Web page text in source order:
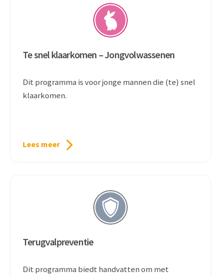
Te snel klaarkomen – Jongvolwassenen
Dit programma is voor jonge mannen die (te) snel
klaarkomen.
Lees meer
Terugvalpreventie
Dit programma biedt handvatten om met